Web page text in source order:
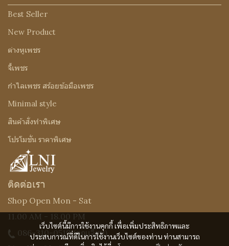
เว็บไซต์นี้มีการใช้งานคุกกี้ เพื่อเพิ่มประสิทธิภาพและ
ประสบการณ์ที่ดีในการใช้งานเว็บไซต์ของท่าน ท่านสามารถ
Best Seller
New Product
ต่างหูเพชร
จี้เพชร
กำไลเพชร สร้อยข้อมือเพชร
Minimal style
สินค้าสั่งทำพิเศษ
โปรโมชั่น ราคาพิเศษ
ติดต่อเรา
Shop Open Mon - Sat
11.00 AM - 18.00 PM
086-310-0519(คุณเจี๊ยบ)